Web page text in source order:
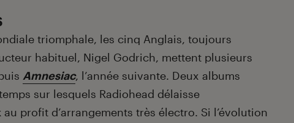
triomphale, les cinq Anglais, toujours
habituel, Nigel Godrich, mettent plusieurs
Amnesiac, l’année suivante. Deux albums
sur lesquels Radiohead délaisse
profit d’arrangements très électro. Si l’évolution